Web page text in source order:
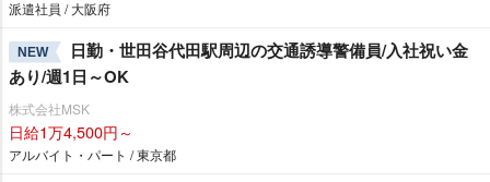
派遣社員 / 大阪府
NEW
日勤・世田谷代田駅周辺の交通誘導警備員/入社祝い金
あり/週1日～OK
株式会社MSK
日給1万4,500円～
アルバイト・パート / 東京都